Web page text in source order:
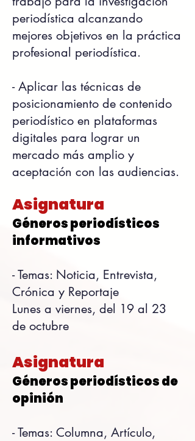
periodística alcanzando
mejores objetivos en la práctica
profesional periodística.
- Aplicar las técnicas de
posicionamiento de contenido
periodístico en plataformas
digitales para lograr un
mercado más amplio y
aceptación con las audiencias.
Asignatura
Géneros periodísticos
informativos
- Temas: Noticia, Entrevista,
Crónica y Reportaje
Lunes a viernes, del 19 al 23
de octubre
Asignatura
Géneros periodísticos de
opinión
- Temas: Columna, Artículo,